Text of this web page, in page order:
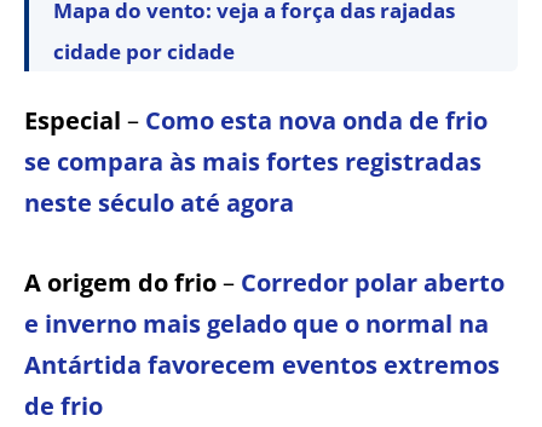
Mapa do vento: veja a força das rajadas
cidade por cidade
Especial – Como esta nova onda de frio
se compara às mais fortes registradas
neste século até agora
A origem do frio– Corredor polar aberto
e inverno mais gelado que o normal na
Antártida favorecem eventos extremos
de frio